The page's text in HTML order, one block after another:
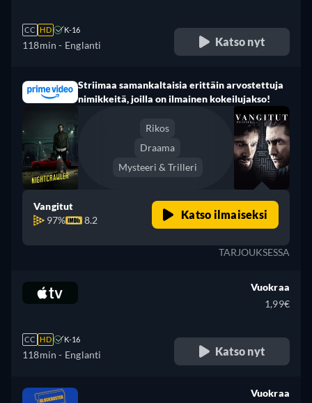
CC HD K-16
118min - Englanti Katso nyt
Striimaa samankaltaisia erittäin arvostettuja
nimikkeitä, joilla on ilmainen kokeilujakso!
Rikos
Draama
Mysteeri & Trilleri
Vangitut
97%
8.2 Katso ilmaiseksi
TARJOUKSESSA
CC HD K-16
118min - Englanti
Vuokraa
1,99€
Katso nyt
Vuokraa